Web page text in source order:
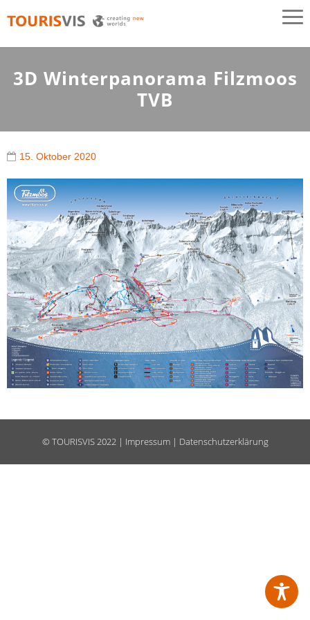
TOURISVIS
3D Panoramakarten aus Österreich
3D Winterpanorama Filzmoos
TVB
15. Oktober 2020
©TOURISVIS2022 | Impressum| Datenschutzerklärung